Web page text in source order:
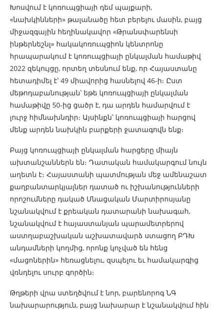
Խոսվում է կոռուպցիայի դեմ պայքարի,
«նախկինների» թալանածը հետ բերելու մասին, բայց
միջազգային հեղինակավոր «Թրանսփարենսի
ինթերնեշնլ» հակակոռուպցիոն կենտրոնը
հրապարակում է կոռուպցիայի ընկալման համաթիվ
2022 զեկույցը, որտեղ տեսնում ենք, որ Հայաստանը
հետադիմել է՝ 49 միավորից հասնելով 46-ի։ Ըստ
մեթոդաբանության՝ եթե կոռուպցիայի ընկալման
համաթիվը 50-ից ցածր է, դա արդեն համարվում է
լուրջ հիմնախնդիր։ Այսինքն՝ կոռուպցիայի հարցով
մենք արդեն նախկին բարքերի ջատագովն ենք։
Բայց կոռուպցիայի ընկալման հարցերը միայն
ախտանշաններն են։ Դատական համակարգում նույն
աղետն է։ Հայաստանի պատմության մեջ ամենաշատ
քաղբանտարկյալներ դատած ու իշխանությունների
որոշումները դակած Մնացական Մարտիրոսյանը
նշանակվում է քրեական դատարանի նախագահ,
նշանակվում է հայաստանյան պարամետրերով
աստղաբաշխական աշխատավարձ ստացող ԲԴԽ
անդամների կողմից, որոնք կոչված են հենց
«մացոներին» հեռացնելու, զսպելու եւ համակարգից
վռնդելու սուրբ գործին։
Թղթերի վրա ստեղծվում է նոր, բարենորոգ ՆԳ
նախարարություն, բայց նախարար է նշանակվում հին